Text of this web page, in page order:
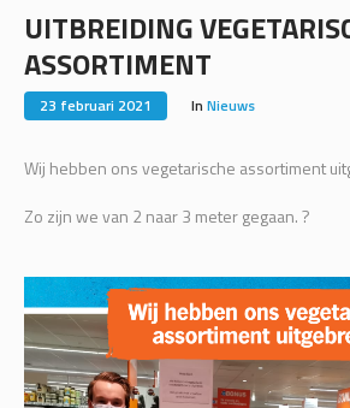
UITBREIDING
ASSORTIMENT
23 februari 2021 In Nieuws
Wij hebben ons vegetarische assortiment
Zo zijn we van 2 naar 3 meter gegaan. ?